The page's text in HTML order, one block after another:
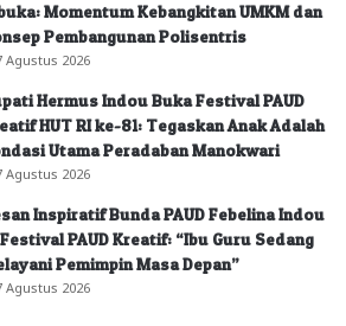
Momentum Kebangkitan UMKM dan
Pembangunan Polisentris
Agustus 2026
Hermus Indou Buka Festival PAUD
HUT RI ke-81: Tegaskan Anak Adalah
Utama Peradaban Manokwari
Agustus 2026
Inspiratif Bunda PAUD Febelina Indou
PAUD Kreatif: “Ibu Guru Sedang
Pemimpin Masa Depan”
Agustus 2026